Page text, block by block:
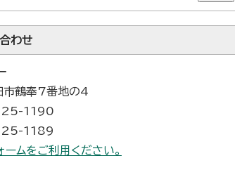
わせ
鶴奉7番地の4
1190
1189
ムをご利用ください。